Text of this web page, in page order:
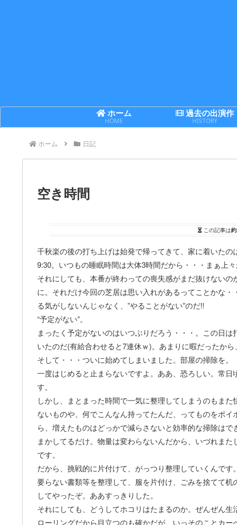
ホーム
HOME
過去の出演作
HISTORY
ホーム 日記
空き時間
この記事は
千秋楽の後の打ち上げは始発で帰ってきて、家に着いた
9:30。いつもの睡眠時間は大体3時間だから・・・まぁ上々
それにしても、本番が終わっての喪失感がまだ抜けない
に。それだけ今回の芝居は思い入れがあるってことかな
る気がしないんじゃなく、”やることがない”のだ!!
“予定がない”。
まったく予定がないのはいつぶりだろう・・・。この日
いたのだ(有給合わせると7連休ｗ)。あまりに暇だったから
そして・・・ついに始めてしまいました。部屋の掃除を。
一度はじめると止まらないですよ。ああ、恐ろしい。常
す。
しかし、まとまった時間で一気に整理してしまうのもま
ないものや、何でこんなん持ってたんだ、ってものをポ
ら、増えたものはどっかで減らさないと効率的な掃除は
まかしてるだけ。物量は変わらないんだから、いづれま
です。
だから、挑戦的に片付けて、がっつり整理していくんで
要らない書類等を整理して、服を片付け、ごみを捨てて
してやったぞ。ああすっきりした。
それにしても、どうしてホコリはたまるのか。ぜんぜん
ローリングだから目立つのも確かだが、いっそのことカー